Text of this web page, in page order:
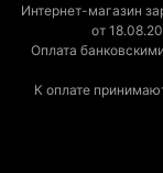
Интернет-магазин
от
Оплата
К оплате